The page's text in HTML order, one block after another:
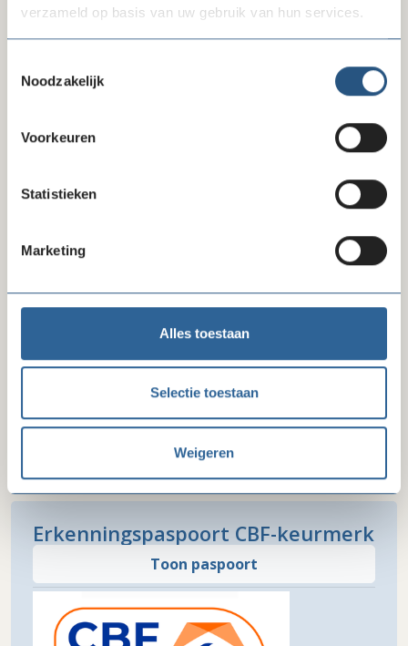
verzameld op basis van uw gebruik van hun services.
Noodzakelijk
Voorkeuren
Statistieken
Marketing
Alles toestaan
Selectie toestaan
Weigeren
Metakids
metakids.nl
Telefoonnummer
E-mail
Erkenningspaspoort CBF-keurmerk
Toon paspoort